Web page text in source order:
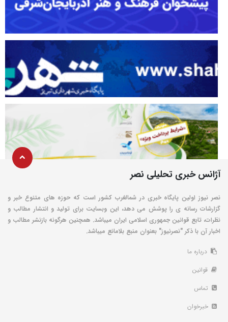
آژانس خبری تحلیلی نصر
نصر نیوز اولین پایگاه خبری در شمالغرب کشور است که حوزه های متنوع خبر و
گزارشات رسانه ی را پوشش می دهد، این وبسایت برای تولید و انتشار مطالب و
نظرات، تابع قوانین جمهوری اسلامی ایران میباشد. همچنین هرگونه بازنشر مطالب و
اخبار آن با ذکر "نصرنیوز" بعنوان منبع بلامانع میباشد.
درباره ما
قوانین
تماس
خبرخوان